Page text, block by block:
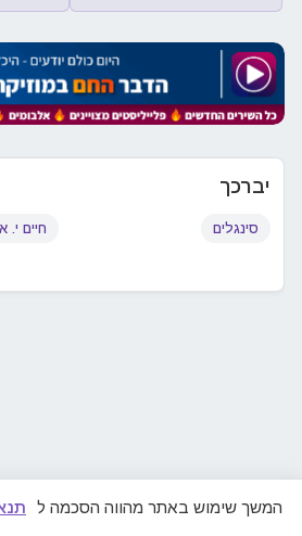
המשך שימוש באתר מהווה הסכמה ל
יברכך
סינגלים חיים י.
מצאתם תוכן לא ראוי או הפרת זכויות יוצרים?